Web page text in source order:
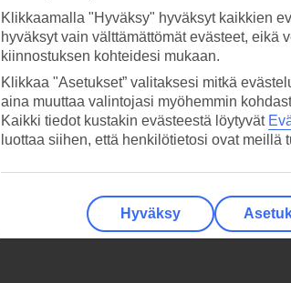
Klikkaamalla "Hyväksy" hyväksyt kaikkien
hyväksyt vain välttämättömät evästeet, eikä
kiinnostuksen kohteidesi mukaan.
Klikkaa "Asetukset” valitaksesi mitkä
aina muuttaa valintojasi myöhemmin
Kaikki tiedot kustakin evästeestä löytyvät
luottaa siihen, että henkilötietosi ovat meillä
Hyväksy